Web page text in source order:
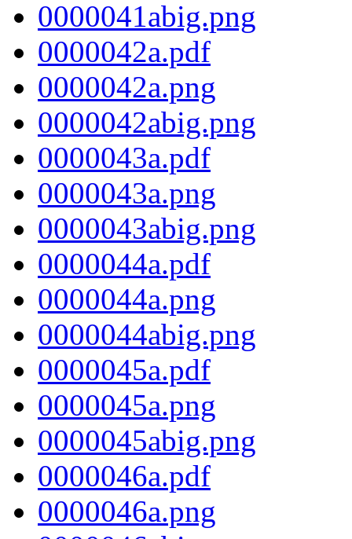
0000041abig.png
0000042a.pdf
0000042a.png
0000042abig.png
0000043a.pdf
0000043a.png
0000043abig.png
0000044a.pdf
0000044a.png
0000044abig.png
0000045a.pdf
0000045a.png
0000045abig.png
0000046a.pdf
0000046a.png